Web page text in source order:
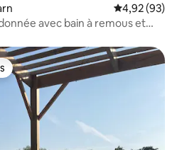
Évaluation
4,92 (93)
avec bain à remous et